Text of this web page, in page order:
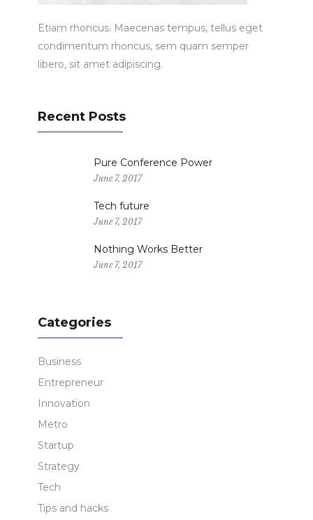
Etiam rhoncus. Maecenas tempus, tellus eget
condimentum rhoncus, sem quam semper
libero, sit amet adipiscing.
Recent Posts
Pure Conference Power
June 7, 2017
Tech future
June 7, 2017
Nothing Works Better
June 7, 2017
Categories
Business
Entrepreneur
Innovation
Metro
Startup
Strategy
Tech
Tips and hacks